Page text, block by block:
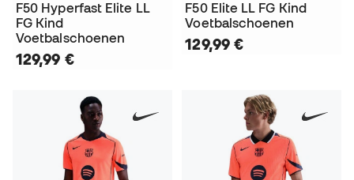
F50 Hyperfast Elite LL
FG Kind
Voetbalschoenen
129,99 €
F50 Elite LL FG Kind
Voetbalschoenen
129,99 €